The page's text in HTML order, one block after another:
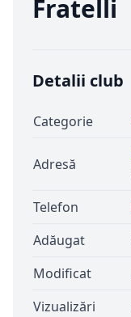
Fratelli
Detalii club
Categorie
Adresă
Telefon
Adăugat
Modificat
Vizualizări